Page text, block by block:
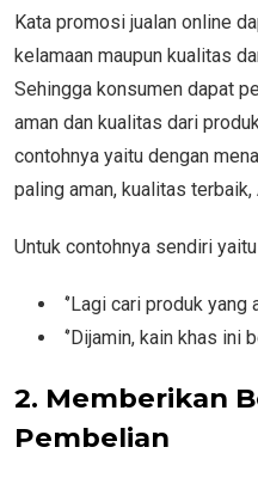
Kata promosi jualan online
kelamaan maupun kualitas
Sehingga konsumen dapat
aman dan kualitas dari
contohnya yaitu dengan
paling aman, kualitas terbaik,
Untuk contohnya sendiri
‘’Lagi cari produk
‘’Dijamin, kain khas ini
2. Memberikan
Pembelian